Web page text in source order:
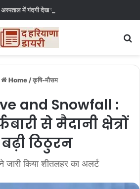
Home / कृषि-मौसम
and Snowfall :
से मैदानी क्षेत्रों
ठिठुरन
जारी किया शीतलहर का अलर्ट